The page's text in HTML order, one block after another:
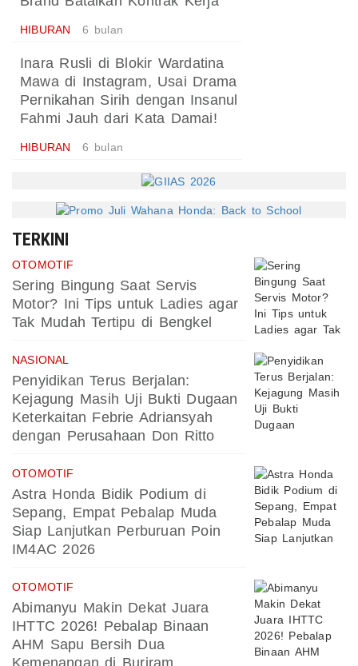
HIBURAN 6 bulan
Inara Rusli di Blokir Wardatina
Mawa di Instagram, Usai Drama
Pernikahan Sirih dengan Insanul
Fahmi Jauh dari Kata Damai!
HIBURAN 6 bulan
TERKINI
OTOMOTIF
Sering Bingung Saat Servis
Motor? Ini Tips untuk Ladies agar
Tak Mudah Tertipu di Bengkel
NASIONAL
Penyidikan Terus Berjalan:
Kejagung Masih Uji Bukti Dugaan
Keterkaitan Febrie Adriansyah
dengan Perusahaan Don Ritto
OTOMOTIF
Astra Honda Bidik Podium di
Sepang, Empat Pebalap Muda
Siap Lanjutkan Perburuan Poin
IM4AC 2026
OTOMOTIF
Abimanyu Makin Dekat Juara
IHTTC 2026! Pebalap Binaan
AHM Sapu Bersih Dua